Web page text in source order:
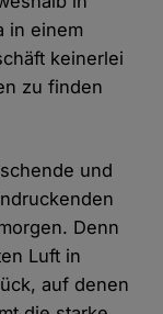
in einem
keinerlei
zu finden
und
Denn
Luft in
auf denen